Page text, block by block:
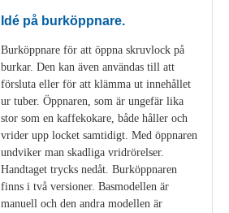
Idé på burköppnare.
Burköppnare för att öppna skruvlock på
burkar. Den kan även användas till att
försluta eller för att klämma ut innehållet
ur tuber. Öppnaren, som är ungefär lika
stor som en kaffekokare, både håller och
vrider upp locket samtidigt. Med öppnaren
undviker man skadliga vridrörelser.
Handtaget trycks nedåt. Burköppnaren
finns i två versioner. Basmodellen är
manuell och den andra modellen är